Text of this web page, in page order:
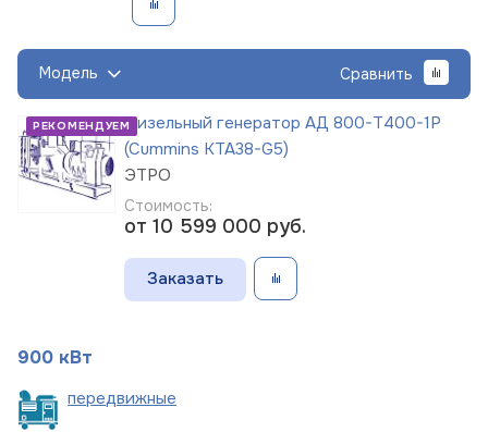
Модель Сравнить
РЕКОМЕНДУЕМДизельный генератор АД 800-Т400-1Р
(Cummins KTA38-G5)
ЭТРО
Стоимость:
от 10 599 000 руб.
Заказать
900 кВт
передвижные